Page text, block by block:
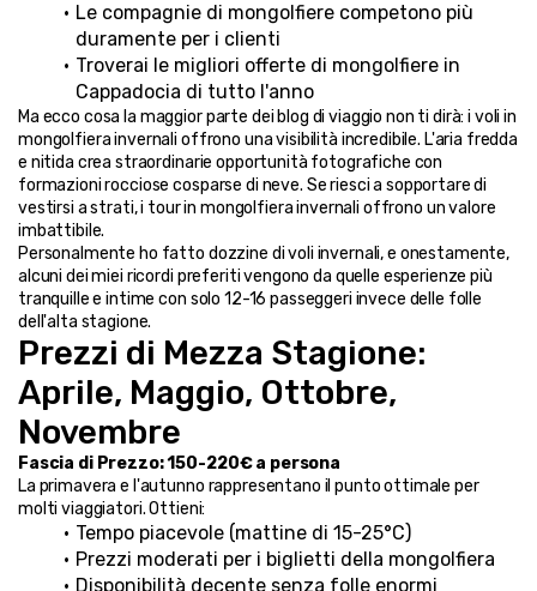
Le compagnie di mongolfiere competono più
duramente per i clienti
Troverai le migliori offerte di mongolfiere in
Cappadocia di tutto l'anno
Ma ecco cosa la maggior parte dei blog di viaggio non ti dirà: i voli in
mongolfiera invernali offrono una visibilità incredibile. L'aria fredda
e nitida crea straordinarie opportunità fotografiche con
formazioni rocciose cosparse di neve. Se riesci a sopportare di
vestirsi a strati, i tour in mongolfiera invernali offrono un valore
imbattibile.
Personalmente ho fatto dozzine di voli invernali, e onestamente,
alcuni dei miei ricordi preferiti vengono da quelle esperienze più
tranquille e intime con solo 12-16 passeggeri invece delle folle
dell'alta stagione.
Prezzi di Mezza Stagione:
Aprile, Maggio, Ottobre,
Novembre
Fascia di Prezzo: 150-220€ a persona
La primavera e l'autunno rappresentano il punto ottimale per
molti viaggiatori. Ottieni:
Tempo piacevole (mattine di 15-25°C)
Prezzi moderati per i biglietti della mongolfiera
Disponibilità decente senza folle enormi